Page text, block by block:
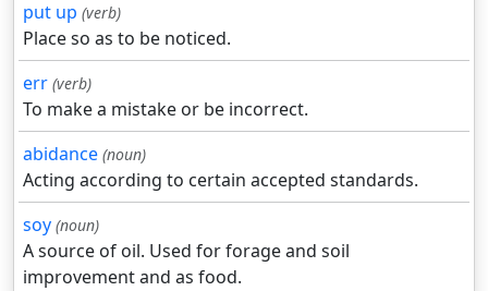
put up (verb)
Place so as to be noticed.
err (verb)
To make a mistake or be incorrect.
abidance (noun)
Acting according to certain accepted standards.
soy (noun)
A source of oil. Used for forage and soil
improvement and as food.